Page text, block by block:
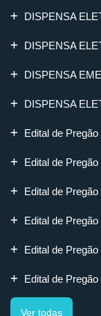
DISPENSA
DISPENSA
DISPENSA
DISPENSA
Edital de
Edital de
Edital de
Edital de
Edital de
Edital de
Ver todas